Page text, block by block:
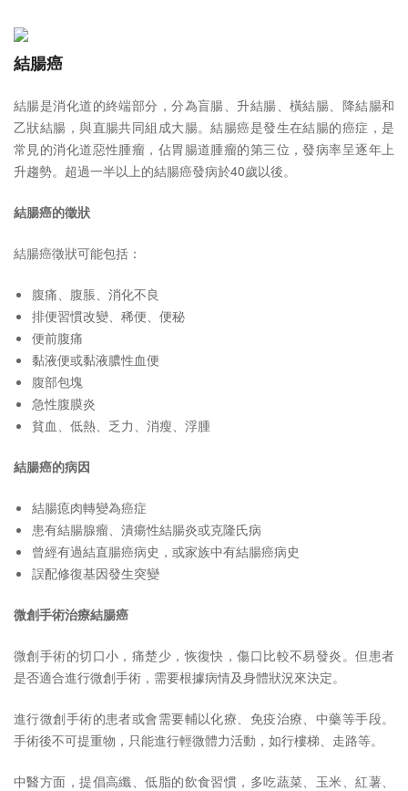
結腸癌
結腸是消化道的終端部分，分為盲腸、升結腸、橫結腸、降結腸和
乙狀結腸，與直腸共同組成大腸。結腸癌是發生在結腸的癌症，是
常見的消化道惡性腫瘤，佔胃腸道腫瘤的第三位，發病率呈逐年上
升趨勢。超過一半以上的結腸癌發病於40歲以後。
結腸癌的徵狀
結腸癌徵狀可能包括：
腹痛、腹脹、消化不良
排便習慣改變、稀便、便秘
便前腹痛
黏液便或黏液膿性血便
腹部包塊
急性腹膜炎
貧血、低熱、乏力、消瘦、浮腫
結腸癌的病因
結腸瘜肉轉變為癌症
患有結腸腺瘤、潰瘍性結腸炎或克隆氏病
曾經有過結直腸癌病史，或家族中有結腸癌病史
誤配修復基因發生突變
微創手術治療結腸癌
微創手術的切口小，痛楚少，恢復快，傷口比較不易發炎。但患者
是否適合進行微創手術，需要根據病情及身體狀況來決定。
進行微創手術的患者或會需要輔以化療、免疫治療、中藥等手段。
手術後不可提重物，只能進行輕微體力活動，如行樓梯、走路等。
中醫方面，提倡高纖、低脂的飲食習慣，多吃蔬菜、玉米、紅薯、